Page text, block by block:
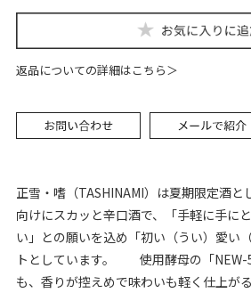
返品についての詳細はこちら
正雪・嗜（TASHINAMI）は夏期限定酒
向けにスカッと辛口酒で、「手軽に手に
い」との願いを込め「初い（うい）愛い
トとしています。 使用酵母の「NEW-
も、香りが控えめで味わいも軽く仕上が